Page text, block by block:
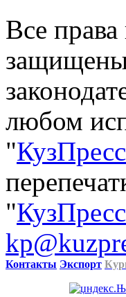
Все
защищены
любом
"
"
Контакты Экспорт